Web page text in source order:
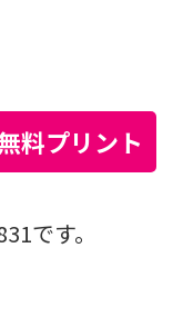
料プリント
です。